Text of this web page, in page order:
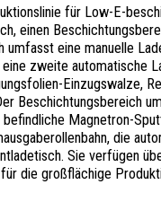
für Low-E-
einen
umfasst eine manuelle
eine zweite automatische
Einzugswalze,
Beschichtungsbereich
befindliche Magnetron-
die
Sie verfügen
die großflächige